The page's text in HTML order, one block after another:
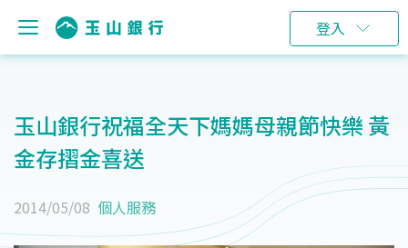
登入
玉山銀行祝福全天下媽媽母親節快樂 黃
金存摺金喜送
2014/05/08 個人服務